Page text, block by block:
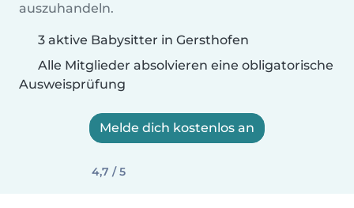
auszuhandeln.
3 aktive Babysitter in Gersthofen
Alle Mitglieder absolvieren eine obligatorische
Ausweisprüfung
Melde dich kostenlos an
4,7 / 5